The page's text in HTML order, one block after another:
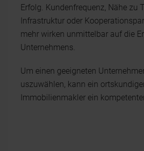
Erfolg. Kundenfrequenz, Nähe zu
Infrastruktur oder
mehr wirken unmittelbar auf die
Unternehmens.
Um einen geeigneten
uszuwählen, kann ein
Immobilienmakler ein